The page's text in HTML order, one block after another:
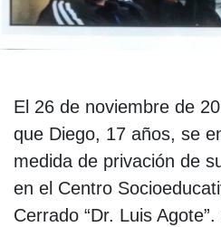
El 26 de noviembre de
que Diego, 17 años, se
medida de privación de
en el Centro
Cerrado “Dr. Luis